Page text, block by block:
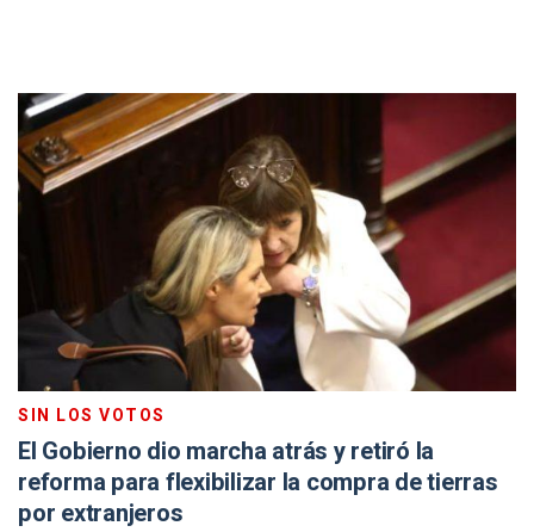
SIN LOS VOTOS
El Gobierno dio marcha atrás y retiró la
reforma para flexibilizar la compra de tierras
por extranjeros